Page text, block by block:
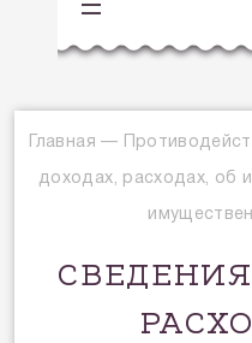
Главная—
доходах, расходах, об